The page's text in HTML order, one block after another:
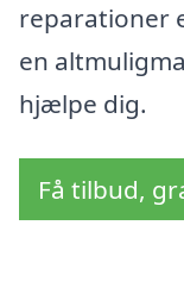
reparationer
en
hjælpe dig.
Få tilbud,